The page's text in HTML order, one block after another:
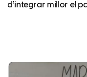
d’integrar millor el